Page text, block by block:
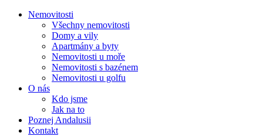
Nemovitosti
Všechny nemovitosti
Domy a vily
Apartmány a byty
Nemovitosti u moře
Nemovitosti s bazénem
Nemovitosti u golfu
O nás
Kdo jsme
Jak na to
Poznej Andalusii
Kontakt